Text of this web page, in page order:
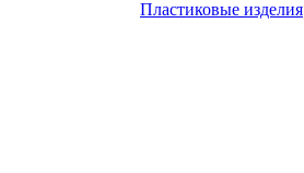
Пластиковые изделия